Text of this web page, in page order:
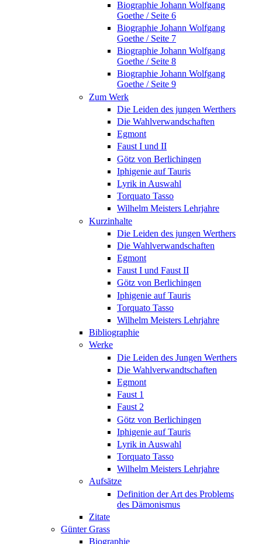
Biographie Johann Wolfgang
Goethe / Seite 6
Biographie Johann Wolfgang
Goethe / Seite 7
Biographie Johann Wolfgang
Goethe / Seite 8
Biographie Johann Wolfgang
Goethe / Seite 9
Zum Werk
Die Leiden des jungen Werthers
Die Wahlverwandschaften
Egmont
Faust I und II
Götz von Berlichingen
Iphigenie auf Tauris
Lyrik in Auswahl
Torquato Tasso
Wilhelm Meisters Lehrjahre
Kurzinhalte
Die Leiden des jungen Werthers
Die Wahlverwandschaften
Egmont
Faust I und Faust II
Götz von Berlichingen
Iphigenie auf Tauris
Torquato Tasso
Wilhelm Meisters Lehrjahre
Bibliographie
Werke
Die Leiden des Jungen Werthers
Die Wahlverwandtschaften
Egmont
Faust 1
Faust 2
Götz von Berlichingen
Iphigenie auf Tauris
Lyrik in Auswahl
Torquato Tasso
Wilhelm Meisters Lehrjahre
Aufsätze
Definition der Art des Problems
des Dämonismus
Zitate
Günter Grass
Biographie